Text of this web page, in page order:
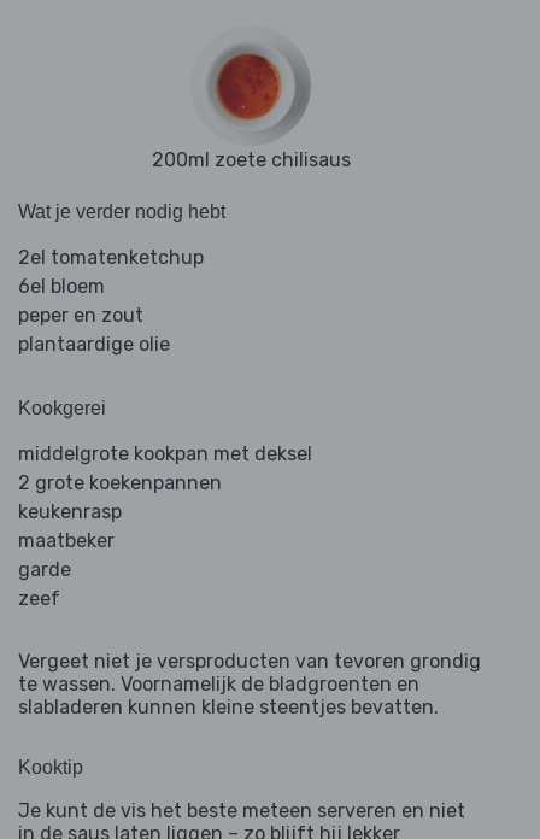
200ml zoete chilisaus
Wat je verder nodig hebt
2el tomatenketchup
6el bloem
peper en zout
plantaardige olie
Kookgerei
middelgrote kookpan met deksel
2 grote koekenpannen
keukenrasp
maatbeker
garde
zeef
Vergeet niet je versproducten van tevoren grondig
te wassen. Voornamelijk de bladgroenten en
slabladeren kunnen kleine steentjes bevatten.
Kooktip
Je kunt de vis het beste meteen serveren en niet
in de saus laten liggen – zo blijft hij lekker